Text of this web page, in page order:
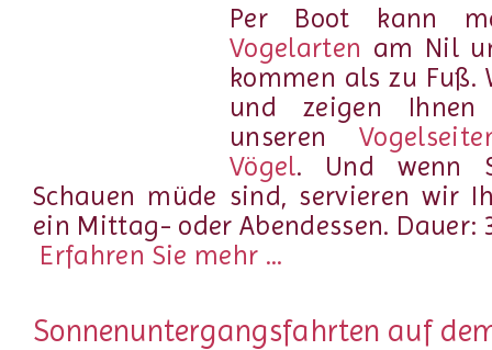
Per Boot kann
Vogelarten am Nil
kommen als zu Fuß.
und zeigen
unseren
Vögel. Und wenn
Schauen müde sind, servieren wir
ein Mittag- oder Abendessen. Dauer:
Erfahren Sie mehr ...
Sonnenuntergangsfahrten auf